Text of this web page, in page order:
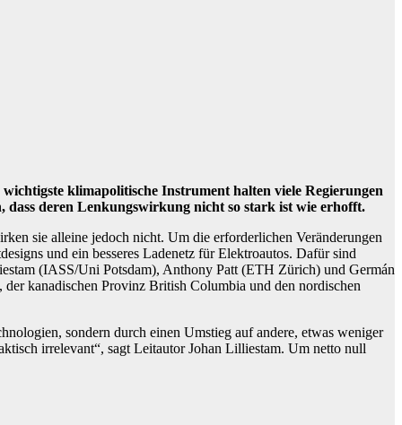
klimapolitische Instrument halten viele Regierungen
dass deren Lenkungswirkung nicht so stark ist wie erhofft.
sie alleine jedoch nicht. Um die erforderlichen Veränderungen
und ein besseres Ladenetz für Elektroautos. Dafür sind
(IASS/Uni Potsdam), Anthony Patt (ETH Zürich) und Germán
kanadischen Provinz British Columbia und den nordischen
sondern durch einen Umstieg auf andere, etwas weniger
irrelevant“, sagt Leitautor Johan Lilliestam. Um netto null